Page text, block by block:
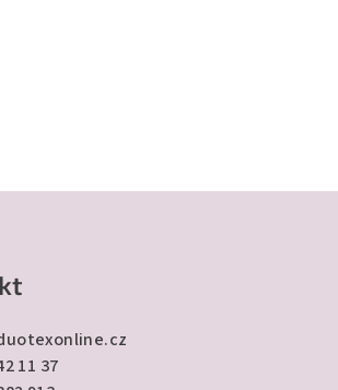
11 37